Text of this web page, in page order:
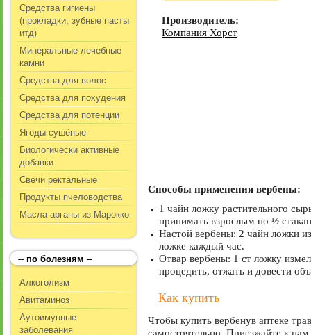
Средства гигиены
(прокладки, зубные пасты
итд)
Минеральные лечебные
камни
Средства для волос
Средства для похудения
Средства для потенции
Ягоды сушёные
Биологически активные
добавки
Свечи ректальные
Продукты пчеловодства
Масла арганы из Марокко
-- по болезням --
Алкоголизм
Авитаминоз
Аутоимунные
заболевания
Производитель:
Компания Хорст
Способы применения вербены:
1 чайн ложку растительного
принимать взрослым по ½
Настой вербены: 2 чайн ложки
ложке каждый час.
Отвар вербены: 1 ст ложку
процедить, отжать и довести
Как купить
Чтобы купить вербенув аптеке